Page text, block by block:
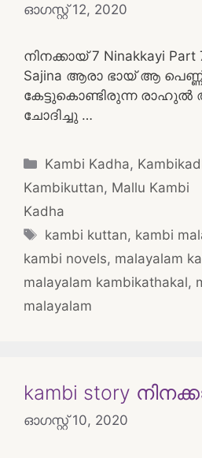
ഓഗസ്റ്റ്‌ 12, 2020
നിനക്കായ് 7 Ninakkayi Part
Sajina ആരാ ഭായ് ആ
കേട്ടുകൊണ്ടിരുന്ന
ചോദിച്ചു …
Categories
Kambi Kadha,
Kambikuttan, Mallu Kambi
Kadha
Tags
kambi kuttan, kambi
kambi novels, malayalam
malayalam kambikathakal,
malayalam
kambi story
ഓഗസ്റ്റ്‌ 10, 2020